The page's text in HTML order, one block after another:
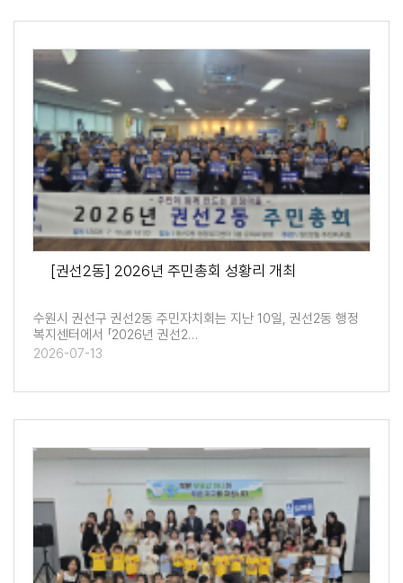
[권선2동] 2026년 주민총회 성황리 개최
수원시 권선구 권선2동 주민자치회는 지난 10일, 권선2동 행정
복지센터에서 「2026년 권선2…
2026-07-13